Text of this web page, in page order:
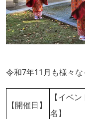
令和7年11月も様々な
【開催日】
【イベン
名】